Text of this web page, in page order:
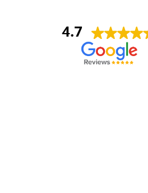
4.7
Anna Maria Negri